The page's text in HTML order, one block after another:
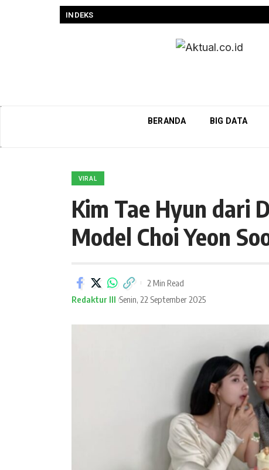
INDEKS
BERANDA BIG DATA
VIRAL
Kim Tae Hyun dari
Model Choi Yeon
Redaktur III Senin, 22 September 2025
2 Min Read